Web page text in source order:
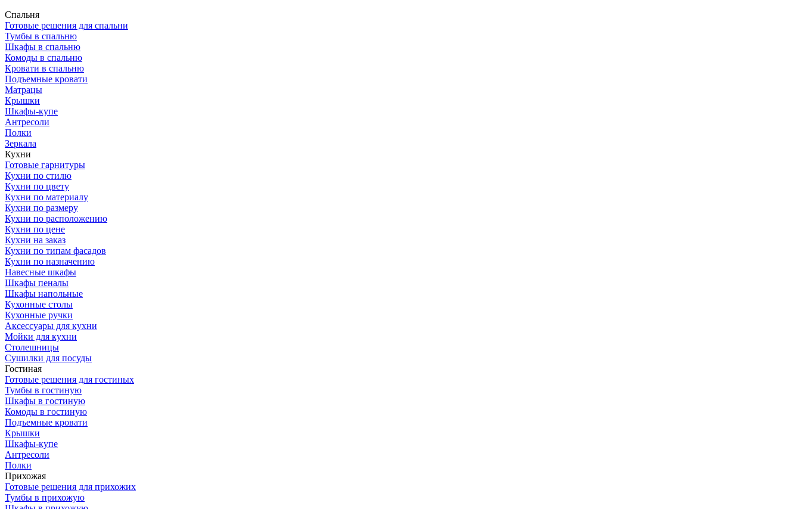
Спальня
Готовые решения для спальни
Тумбы в спальню
Шкафы в спальню
Комоды в спальню
Кровати в спальню
Подъемные кровати
Матрацы
Крышки
Шкафы-купе
Антресоли
Полки
Зеркала
Кухни
Готовые гарнитуры
Кухни по стилю
Кухни по цвету
Кухни по материалу
Кухни по размеру
Кухни по расположению
Кухни по цене
Кухни на заказ
Кухни по типам фасадов
Кухни по назначению
Навесные шкафы
Шкафы пеналы
Шкафы напольные
Кухонные столы
Кухонные ручки
Аксессуары для кухни
Мойки для кухни
Столешницы
Сушилки для посуды
Гостиная
Готовые решения для гостиных
Тумбы в гостиную
Шкафы в гостиную
Комоды в гостиную
Подъемные кровати
Крышки
Шкафы-купе
Антресоли
Полки
Прихожая
Готовые решения для прихожих
Тумбы в прихожую